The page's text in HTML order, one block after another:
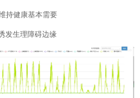
持健康基本需要
发生理障碍边缘